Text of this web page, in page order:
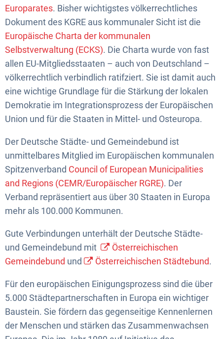
Europarates. Bisher wichtigstes völkerrechtliches
Dokument des KGRE aus kommunaler Sicht ist die
Europäische Charta der kommunalen
Selbstverwaltung (ECKS). Die Charta wurde von fast
allen EU-Mitgliedsstaaten – auch von Deutschland –
völkerrechtlich verbindlich ratifziert. Sie ist damit auch
eine wichtige Grundlage für die Stärkung der lokalen
Demokratie im Integrationsprozess der Europäischen
Union und für die Staaten in Mittel- und Osteuropa.
Der Deutsche Städte- und Gemeindebund ist
unmittelbares Mitglied im Europäischen kommunalen
Spitzenverband Council of European Municipalities
and Regions (CEMR/Europäischer RGRE). Der
Verband repräsentiert aus über 30 Staaten in Europa
mehr als 100.000 Kommunen.
Gute Verbindungen unterhält der Deutsche Städte-
und Gemeindebund mit
Österreichischen
Gemeindebund und Österreichischen Städtebund.
Für den europäischen Einigungsprozess sind die über
5.000 Städtepartnerschaften in Europa ein wichtiger
Baustein. Sie fördern das gegenseitige Kennenlernen
der Menschen und stärken das Zusammenwachsen